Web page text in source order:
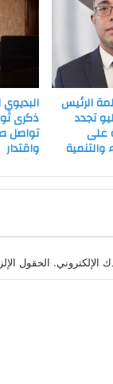
الرئيس
23 يوليو تجدد
على
والتنمية
تواصل
واقتدار
الإلكتروني. الحقول